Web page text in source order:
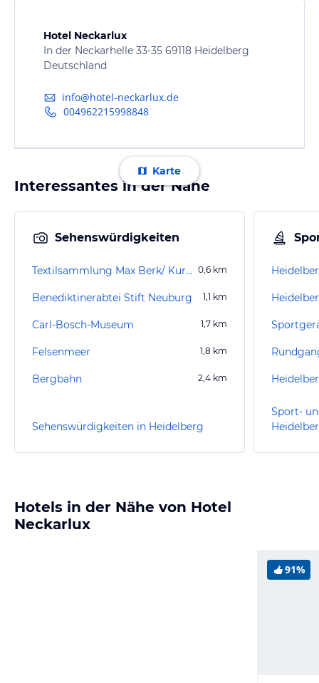
Hotel Neckarlux
In der Neckarhelle 33-35 69118 Heidelberg
Deutschland
info@hotel-neckarlux.de
004962215998848
Karte
Interessantes in der Nähe
Sehenswürdigkeiten
Textilsammlung Max Berk/ Kurpfälzisches Museum 0,6 km
Benediktinerabtei Stift Neuburg 1,1 km
Carl-Bosch-Museum 1,7 km
Felsenmeer 1,8 km
Bergbahn 2,4 km
Sehenswürdigkeiten in Heidelberg
Sport-
Hotels in der Nähe von Hotel
Neckarlux
91%